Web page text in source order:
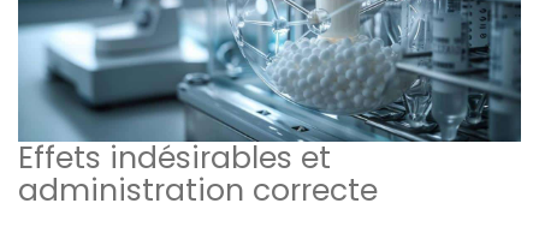
Effets indésirables et
administration correcte